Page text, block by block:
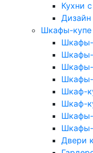
Кухни
Дизайн
Шкафы-купе
Шкафы-
Шкафы-
Шкафы-
Шкаф-
Шкаф-
Шкафы-
Шкафы-
Двери